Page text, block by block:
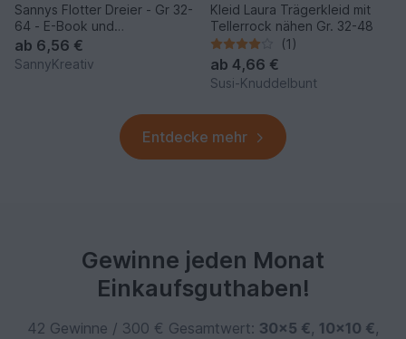
Sannys Flotter Dreier - Gr 32-
64 - E-Book und
Nähanleitung
ab 6,56 €
SannyKreativ
Kleid Laura Trägerkleid mit
Tellerrock nähen Gr. 32-48
(1)
ab 4,66 €
Susi-Knuddelbunt
Entdecke mehr
Gewinne jeden Monat
Einkaufsguthaben!
42 Gewinne / 300 € Gesamtwert: 30×5 €, 10×10 €,